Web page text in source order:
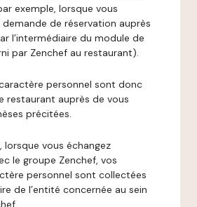
exemple, lorsque vous
de réservation auprès
l’intermédiaire du module de
par Zenchef au restaurant).
personnel sont donc
restaurant auprès de vous
précitées.
lorsque vous échangez
le groupe Zenchef, vos
personnel sont collectées
de l’entité concernée au sein